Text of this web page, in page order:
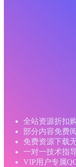
全站资源折扣
部分内容免费
免费资源下载
一对一技术指
VIP用户专属